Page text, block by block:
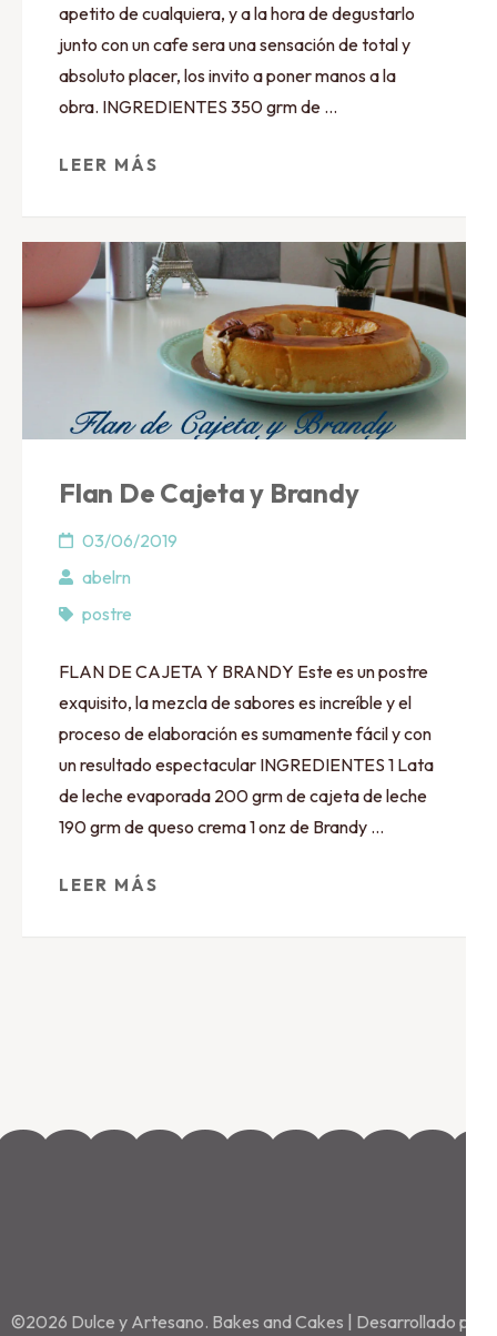
apetito de cualquiera, y a la hora de degustarlo
junto con un cafe sera una sensación de total y
absoluto placer, los invito a poner manos a la
obra. INGREDIENTES 350 grm de …
LEER MÁS
Flan De Cajeta y Brandy
03/06/2019
abelrn
postre
FLAN DE CAJETA Y BRANDY Este es un postre
exquisito, la mezcla de sabores es increíble y el
proceso de elaboración es sumamente fácil y con
un resultado espectacular INGREDIENTES 1 Lata
de leche evaporada 200 grm de cajeta de leche
190 grm de queso crema 1 onz de Brandy …
LEER MÁS
©2026 Dulce y Artesano. Bakes and Cakes | Desarrollado por